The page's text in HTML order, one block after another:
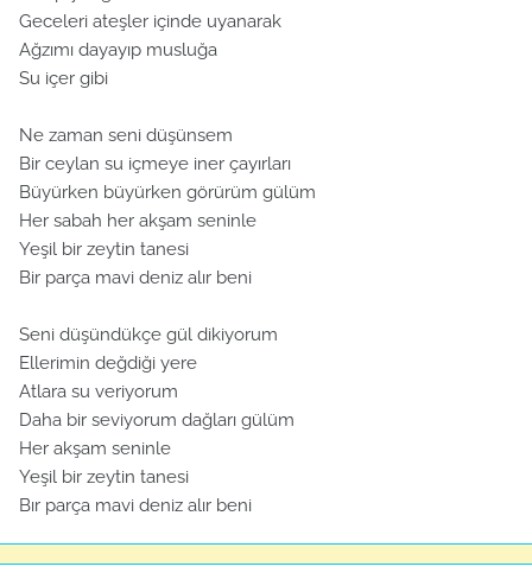
Geceleri ateşler içinde uyanarak
Ağzımı dayayıp musluğa
Su içer gibi
Ne zaman seni düşünsem
Bir ceylan su içmeye iner çayırları
Büyürken büyürken görürüm gülüm
Her sabah her akşam seninle
Yeşil bir zeytin tanesi
Bir parça mavi deniz alır beni
Seni düşündükçe gül dikiyorum
Ellerimin değdiği yere
Atlara su veriyorum
Daha bir seviyorum dağları gülüm
Her akşam seninle
Yeşil bir zeytin tanesi
Bır parça mavi deniz alır beni